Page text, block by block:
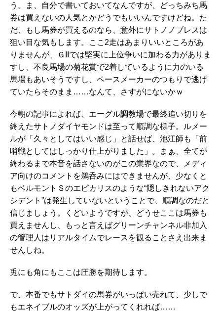
う。ま、自分で書いておいてなんですが、どっちみち馬
券は買えないの人気とかどうでもいいんですけどね。た
だ、もし馬券が買えるのなら、意外にサトノノブレスは
狙い目な気もします。ここ2走はあまりいいところがあ
りませんが、ＧIIでは堅実に上位争いに加わる力がありま
すし、不良馬場の菊花賞で2着しているように力のいる
馬場もあいそうですし、ペースメーカーのつもりで逃げ
ていたらそのまま……なんて、さすがにないかｗ
今朝の記事によれば、エーグル調教場で最終追い切りを
終えたサトノダイヤモンドは至って順調な様子。ルメー
ルが「久々としてはいい感じ」と話せば、池江師も「前
哨戦としてはしっかり仕上がりました」。まぁ、全てが
終わるまで本音を話さないのがこの業界なので、メディ
ア向けのコメントを鵜呑みにはできませんが、少なくと
もベルモントＳのエピカリスのような“隠しきれないアク
シデント”は発生していないということで、順調なのだと
信じましょう。くどいようですが、どうせここは馬券も
買えませんし、もっと言えばグリーンチャンネル非加入
の管理人はリアルタイムでレースを観ることさえ出来ま
せんしね。
兎にも角にもここは圧勝を期待します。
で、本番でもサトダイの馬券がいっぱい売れて、少しで
もエネイブルのオッズが上がってくれれば……